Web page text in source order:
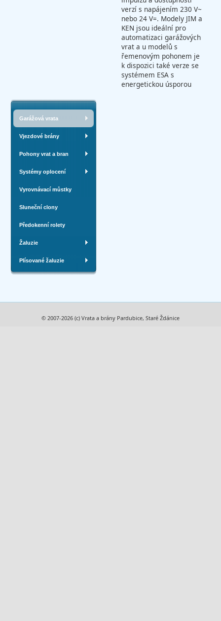
verzí s napájením 230 V~
nebo 24 V=. Modely JIM a
KEN jsou ideální pro
automatizaci garážových
vrat a u modelů s
řemenovým pohonem je
k dispozici také verze se
systémem ESA s
energetickou úsporou
Garážová vrata
Vjezdové brány
Pohony vrat a bran
Systémy oplocení
Vyrovnávací můstky
Sluneční clony
Předokenní rolety
Žaluzie
Plísované žaluzie
© 2007-2026 (c) Vrata a brány Pardubice, Staré Ždánice